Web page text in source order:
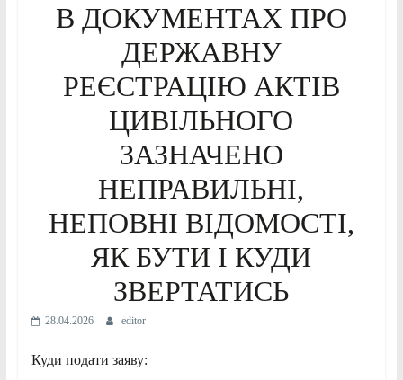
В ДОКУМЕНТАХ ПРО
ДЕРЖАВНУ
РЕЄСТРАЦІЮ АКТІВ
ЦИВІЛЬНОГО
ЗАЗНАЧЕНО
НЕПРАВИЛЬНІ,
НЕПОВНІ ВІДОМОСТІ,
ЯК БУТИ І КУДИ
ЗВЕРТАТИСЬ
28.04.2026 editor
Куди подати заяву: